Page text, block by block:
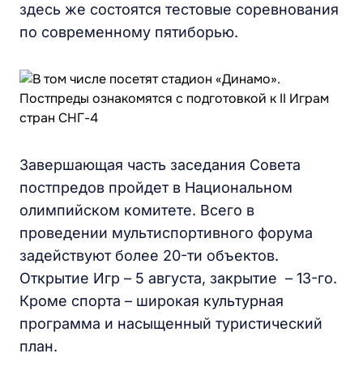
здесь же состоятся тестовые соревнования
по современному пятиборью.
Завершающая часть заседания Совета
постпредов пройдет в Национальном
олимпийском комитете. Всего в
проведении мультиспортивного форума
задействуют более 20-ти объектов.
Открытие Игр – 5 августа, закрытие – 13-го.
Кроме спорта – широкая культурная
программа и насыщенный туристический
план.